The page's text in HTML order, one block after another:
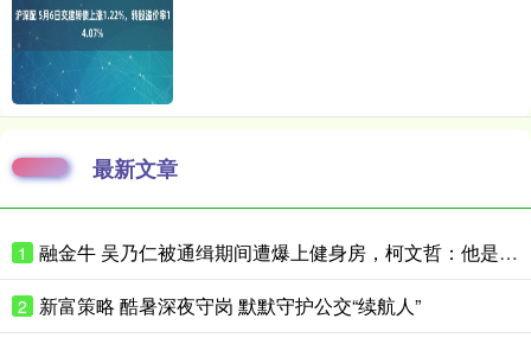
最新文章
1 融金牛 吴乃仁被通缉期间遭爆上健身房，柯文哲：他是赖清德干爹，我怎跟他比
2 新富策略 酷暑深夜守岗 默默守护公交“续航人”